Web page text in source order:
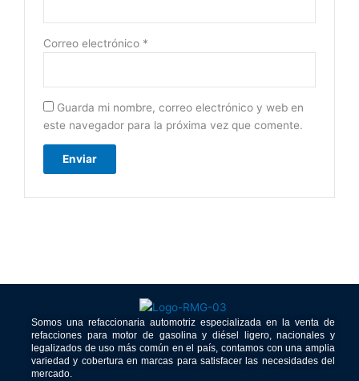
Correo electrónico *
Guarda mi nombre, correo electrónico y web en
este navegador para la próxima vez que comente.
Somos una refaccionaria automotriz especializada en la venta de
refacciones para motor de gasolina y diésel ligero, nacionales y
legalizados de uso más común en el país, contamos con una amplia
variedad y cobertura en marcas para satisfacer las necesidades del
mercado.